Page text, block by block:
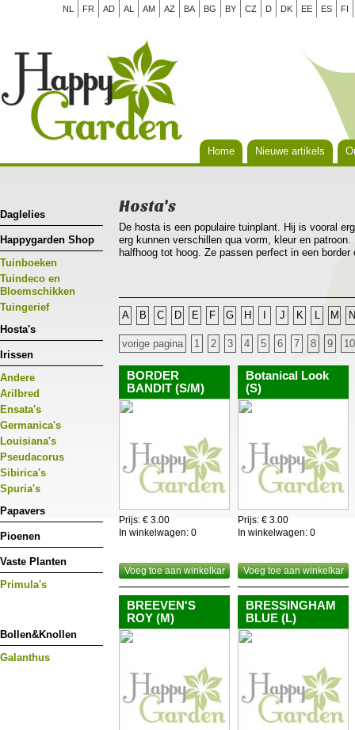
NL FR AD AL AM AZ BA BG BY CZ D DK EE ES FI
Home Nieuwe artikels
Daglelies
Happygarden Shop
Tuinboeken
Tuindeco en
Bloemschikken
Tuingerief
Hosta's
Irissen
Andere
Arilbred
Ensata's
Germanica's
Louisiana's
Pseudacorus
Sibirica's
Spuria's
Papavers
Pioenen
Vaste Planten
Primula's
Bollen&Knollen
Galanthus
Hosta's
De hosta is een populaire tuinplant. Hij is vooral
erg kunnen verschillen qua vorm, kleur en
halfhoog tot hoog. Ze passen perfect in een
A B C D E F G H J K L M N
vorige pagina 1 2 3 4 5 6 7 8 9 10
BORDER
BANDIT (S/M)
Prijs: € 3.00
In winkelwagen: 0
Voeg toe aan winkelkar
Botanical Look
(S)
Prijs: € 3.00
In winkelwagen: 0
Voeg toe aan winkelkar
BREEVEN'S
ROY (M)
BRESSINGHAM
BLUE (L)